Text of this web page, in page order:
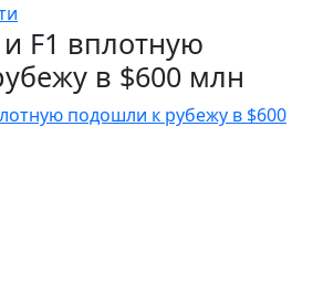
F1 вплотную
в $600 млн
подошли к рубежу в $600